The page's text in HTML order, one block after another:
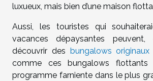
luxueux, mais bien d’une maison
Aussi, les touristes qui
vacances dépaysantes peuvent,
découvrir des
bungalows
comme ces bungalows
programme farniente dans le plus